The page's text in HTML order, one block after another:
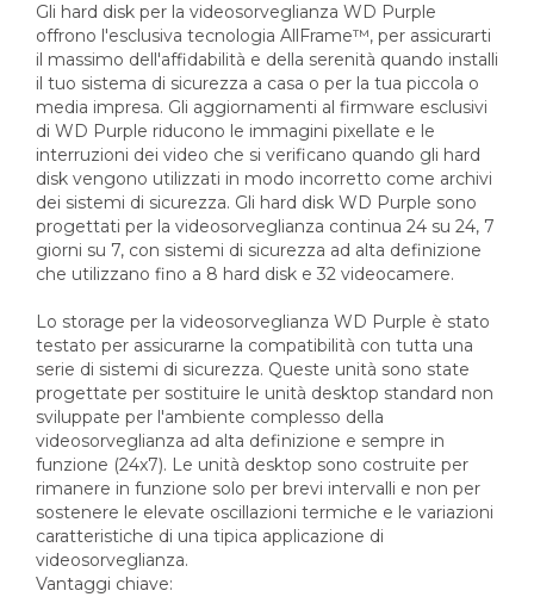
Gli hard disk per la videosorveglianza WD Purple
offrono l'esclusiva tecnologia AllFrame™, per assicurarti
il massimo dell'affidabilità e della serenità quando installi
il tuo sistema di sicurezza a casa o per la tua piccola o
media impresa. Gli aggiornamenti al firmware esclusivi
di WD Purple riducono le immagini pixellate e le
interruzioni dei video che si verificano quando gli hard
disk vengono utilizzati in modo incorretto come archivi
dei sistemi di sicurezza. Gli hard disk WD Purple sono
progettati per la videosorveglianza continua 24 su 24, 7
giorni su 7, con sistemi di sicurezza ad alta definizione
che utilizzano fino a 8 hard disk e 32 videocamere.
Lo storage per la videosorveglianza WD Purple è stato
testato per assicurarne la compatibilità con tutta una
serie di sistemi di sicurezza. Queste unità sono state
progettate per sostituire le unità desktop standard non
sviluppate per l'ambiente complesso della
videosorveglianza ad alta definizione e sempre in
funzione (24x7). Le unità desktop sono costruite per
rimanere in funzione solo per brevi intervalli e non per
sostenere le elevate oscillazioni termiche e le variazioni
caratteristiche di una tipica applicazione di
videosorveglianza.
Vantaggi chiave: